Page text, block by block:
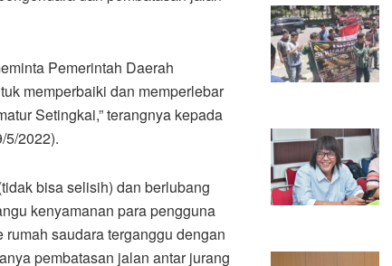
Pemerintah Daerah
memperbaiki dan memperlebar
Setingkai,” terangnya kepada
5/2022).
bisa selisih) dan berlubang
kenyamanan para pengguna
rumah saudara terganggu dengan
pembatasan jalan antar jurang